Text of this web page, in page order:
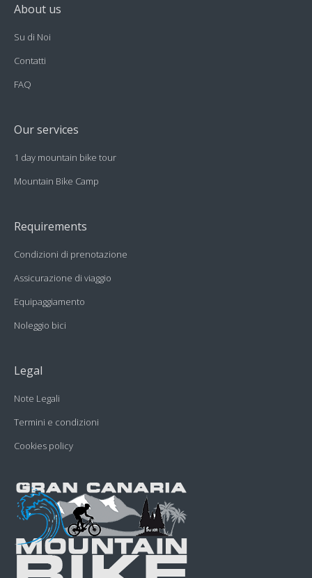
About us
Su di Noi
Contatti
FAQ
Our services
1 day mountain bike tour
Mountain Bike Camp
Requirements
Condizioni di prenotazione
Assicurazione di viaggio
Equipaggiamento
Noleggio bici
Legal
Note Legali
Termini e condizioni
Cookies policy